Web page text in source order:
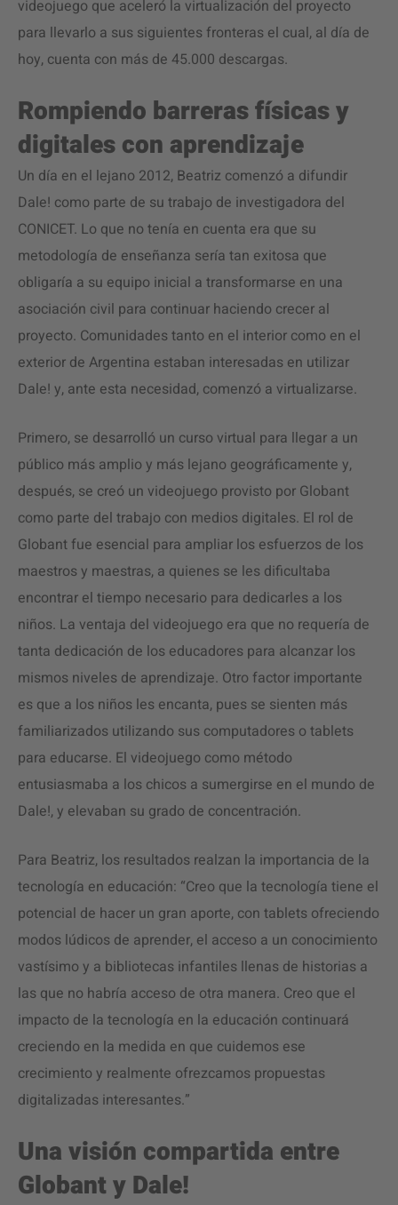
videojuego que aceleró la virtualización del proyecto
para llevarlo a sus siguientes fronteras el cual, al día de
hoy, cuenta con más de 45.000 descargas.
Rompiendo barreras físicas y
digitales con aprendizaje
Un día en el lejano 2012, Beatriz comenzó a difundir
Dale! como parte de su trabajo de investigadora del
CONICET. Lo que no tenía en cuenta era que su
metodología de enseñanza sería tan exitosa que
obligaría a su equipo inicial a transformarse en una
asociación civil para continuar haciendo crecer al
proyecto. Comunidades tanto en el interior como en el
exterior de Argentina estaban interesadas en utilizar
Dale! y, ante esta necesidad, comenzó a virtualizarse.
Primero, se desarrolló un curso virtual para llegar a un
público más amplio y más lejano geográficamente y,
después, se creó un videojuego provisto por Globant
como parte del trabajo con medios digitales. El rol de
Globant fue esencial para ampliar los esfuerzos de los
maestros y maestras, a quienes se les dificultaba
encontrar el tiempo necesario para dedicarles a los
niños. La ventaja del videojuego era que no requería de
tanta dedicación de los educadores para alcanzar los
mismos niveles de aprendizaje. Otro factor importante
es que a los niños les encanta, pues se sienten más
familiarizados utilizando sus computadores o tablets
para educarse. El videojuego como método
entusiasmaba a los chicos a sumergirse en el mundo de
Dale!, y elevaban su grado de concentración.
Para Beatriz, los resultados realzan la importancia de la
tecnología en educación: “Creo que la tecnología tiene el
potencial de hacer un gran aporte, con tablets ofreciendo
modos lúdicos de aprender, el acceso a un conocimiento
vastísimo y a bibliotecas infantiles llenas de historias a
las que no habría acceso de otra manera. Creo que el
impacto de la tecnología en la educación continuará
creciendo en la medida en que cuidemos ese
crecimiento y realmente ofrezcamos propuestas
digitalizadas interesantes.”
Una visión compartida entre
Globant y Dale!